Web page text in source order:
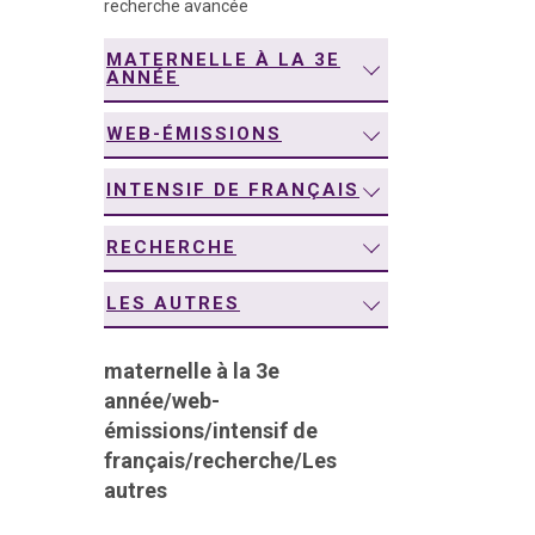
recherche avancée
MATERNELLE À LA 3E
ANNÉE
WEB-ÉMISSIONS
INTENSIF DE FRANÇAIS
RECHERCHE
LES AUTRES
maternelle à la 3e
année/web-
émissions/intensif de
français/recherche/Les
autres